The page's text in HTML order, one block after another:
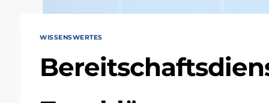
WISSENSWERTES